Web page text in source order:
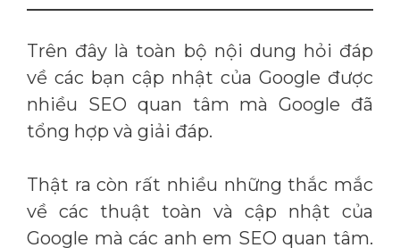
Trên đây là toàn bộ nội dung hỏi đáp
về các bạn cập nhật của Google được
nhiều SEO quan tâm mà Google đã
tổng hợp và giải đáp.
Thật ra còn rất nhiều những thắc mắc
về các thuật toàn và cập nhật của
Google mà các anh em SEO quan tâm.